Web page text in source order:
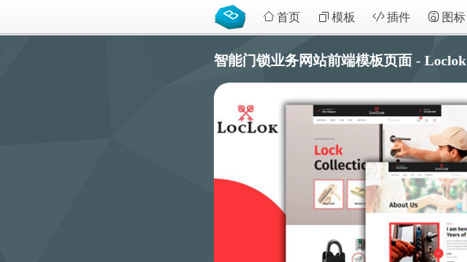
首页 模板 插件 图标
智能门锁业务网站前端模板页面 - Loclok